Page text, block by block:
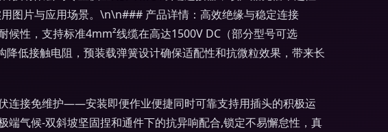
图片与应用场景。\n\n### 产品详情：高效绝缘与稳定连接
性，支持标准4mm²线缆在高达1500V DC（部分型号可选
低接触电阻，预装载弹簧设计确保适配性和抗微粒效果，带来长
连接免维护——安装即便作业便捷同时可靠支持用插头的积极运
气候-双斜坡坚固捏和通件下的抗异响配合,锁定不易懈怠性，真